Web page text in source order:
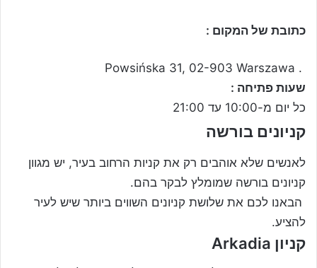
כתובת של המקום :
Powsińska 31, 02-903 Warszawa .
שעות פתיחה :
כל יום מ-10:00 עד 21:00
קניונים בורשה
לאנשים שלא אוהבים רק את קניות הרחוב בעיר, יש מגוון
קניונים בורשה שמומלץ לבקר בהם.
הבאנו לכם את שלושת קניונים השווים ביותר שיש לעיר
להציע.
קניון Arkadia